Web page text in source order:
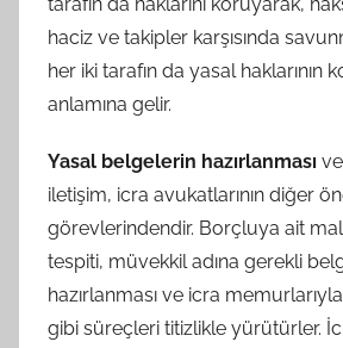
haciz ve takipler karşısında
her iki tarafın da yasal haklarının
anlamına gelir.
Yasal belgelerin hazırlanması
iletişim, icra avukatlarının diğer
görevlerindendir. Borçluya ait mal
tespiti, müvekkil adına gerekli
hazırlanması ve icra
gibi süreçleri titizlikle yürütürler.